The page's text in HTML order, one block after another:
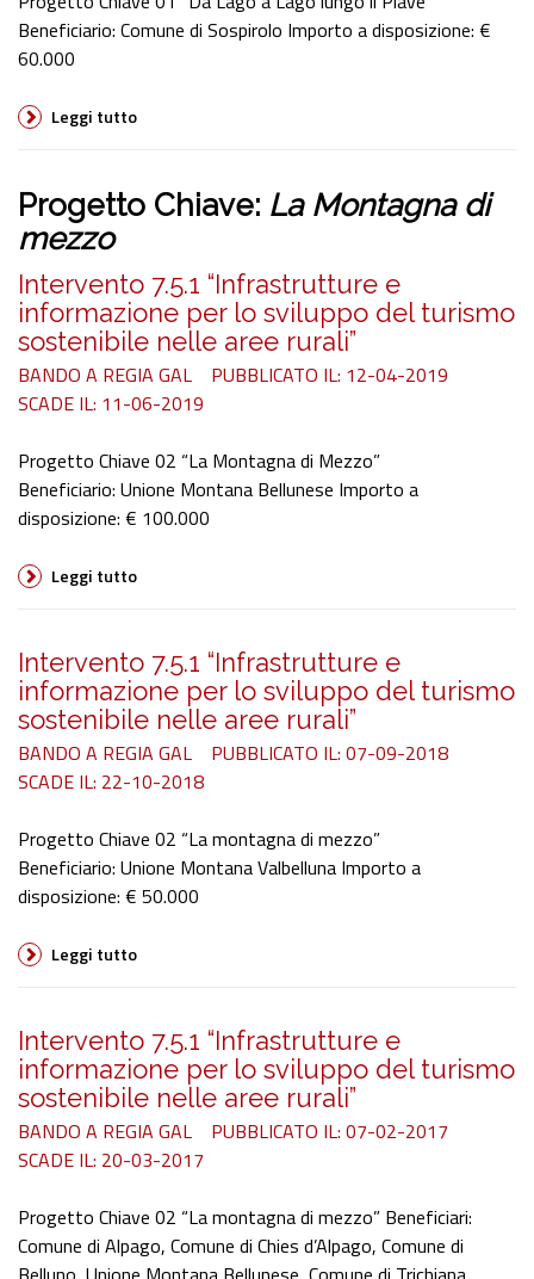
Beneficiario: Comune di Sospirolo Importo a disposizione: €
60.000
Leggi tutto
Progetto Chiave: La Montagna di
mezzo
Intervento 7.5.1 “Infrastrutture e
informazione per lo sviluppo del turismo
sostenibile nelle aree rurali”
BANDO A REGIA GAL
PUBBLICATO IL: 12-04-2019
SCADE IL: 11-06-2019
Progetto Chiave 02 “La Montagna di Mezzo”
Beneficiario: Unione Montana Bellunese Importo a
disposizione: € 100.000
Leggi tutto
Intervento 7.5.1 “Infrastrutture e
informazione per lo sviluppo del turismo
sostenibile nelle aree rurali”
BANDO A REGIA GAL
PUBBLICATO IL: 07-09-2018
SCADE IL: 22-10-2018
Progetto Chiave 02 “La montagna di mezzo”
Beneficiario: Unione Montana Valbelluna Importo a
disposizione: € 50.000
Leggi tutto
Intervento 7.5.1 “Infrastrutture e
informazione per lo sviluppo del turismo
sostenibile nelle aree rurali”
BANDO A REGIA GAL
PUBBLICATO IL: 07-02-2017
SCADE IL: 20-03-2017
Progetto Chiave 02 “La montagna di mezzo” Beneficiari:
Comune di Alpago, Comune di Chies d’Alpago, Comune di